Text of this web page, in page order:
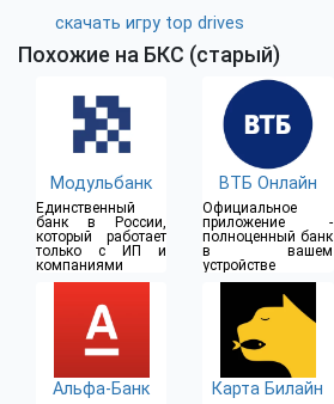
скачать игру top drives
Похожие на БКС (старый)
Модульбанк
Единственный
банк в России,
который работает
только с ИП и
компаниями
ВТБ Онлайн
Официальное
приложение -
полноценный банк
в вашем
устройстве
Альфа-Банк Карта Билайн